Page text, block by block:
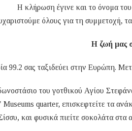
Η κλήρωση έγινε και το όνομα
όλους για τη συμμετοχή,
Η ζωή μας
99.2 σας ταξιδεύει στην Ευρώπη.
του γοτθικού Αγίου
quarter, επισκεφτείτε τα
και φυσικά πιείτε σοκολάτα